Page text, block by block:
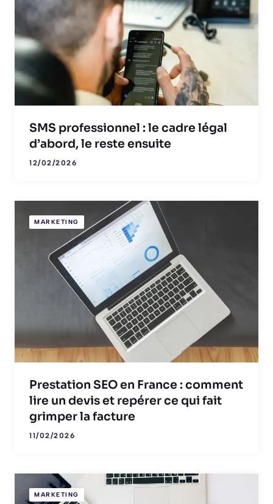
SMS professionnel : le cadre légal
d’abord, le reste ensuite
12/02/2026
MARKETING
Prestation SEO en France : comment
lire un devis et repérer ce qui fait
grimper la facture
11/02/2026
MARKETING